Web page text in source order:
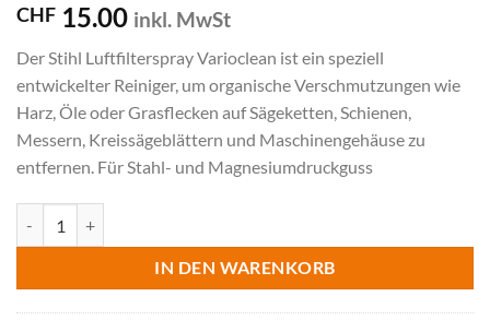
CHF 15.00 inkl. MwSt
Der Stihl Luftfilterspray Varioclean ist ein speziell
entwickelter Reiniger, um organische Verschmutzungen wie
Harz, Öle oder Grasflecken auf Sägeketten, Schienen,
Messern, Kreissägeblättern und Maschinengehäuse zu
entfernen. Für Stahl- und Magnesiumdruckguss
IN DEN WARENKORB